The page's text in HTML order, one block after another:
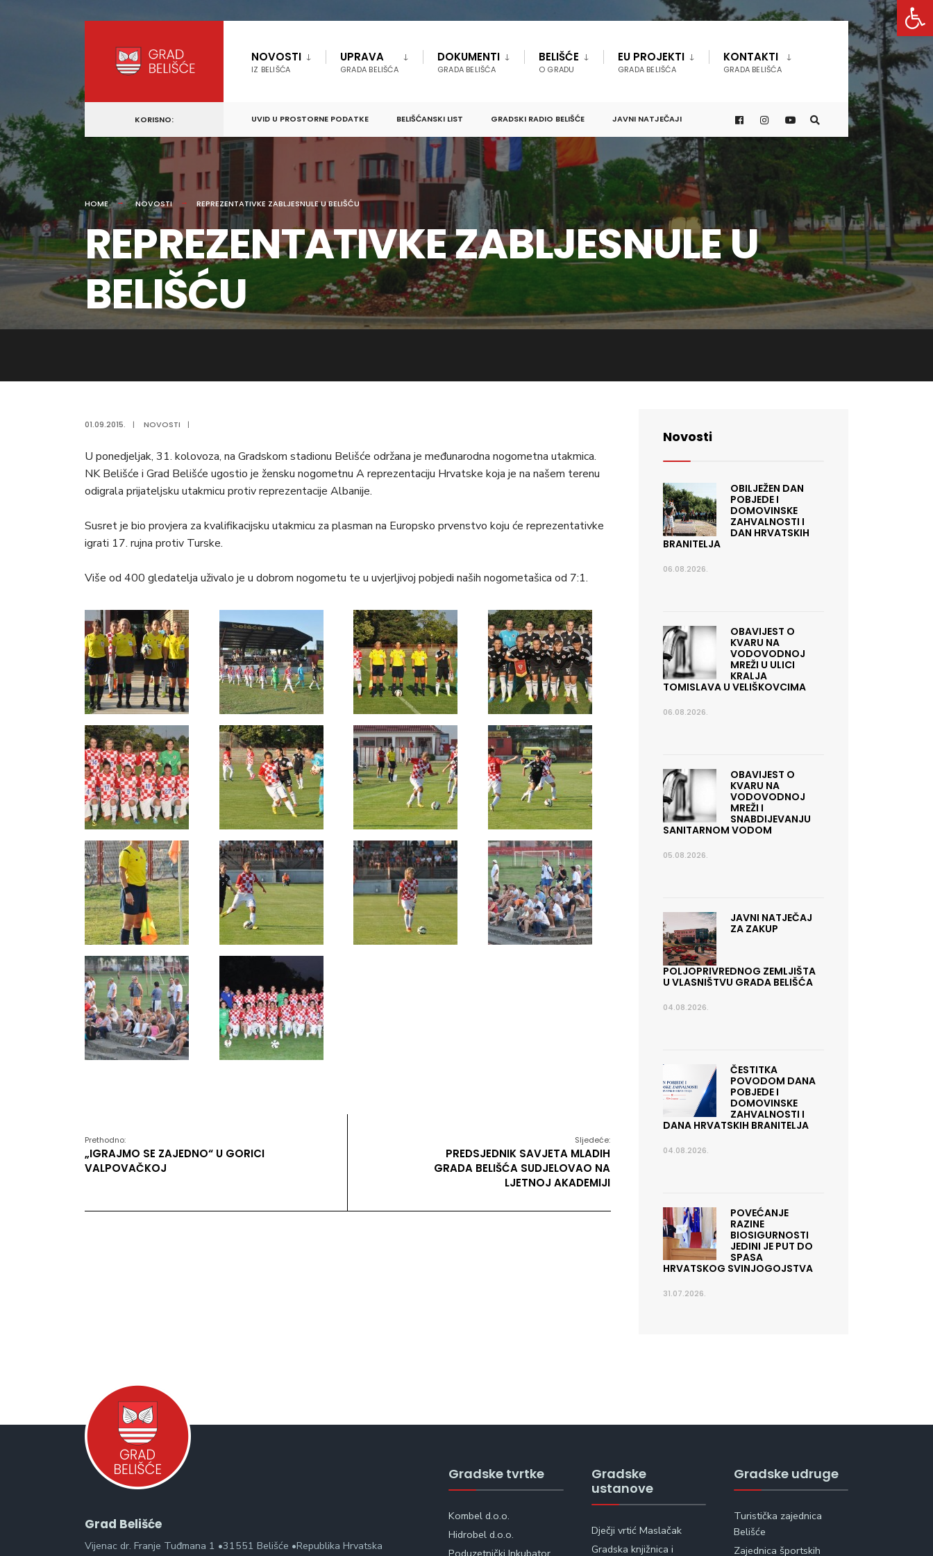
content
NOVOSTI
IZ BELIŠĆA
UPRAVA
GRADA BELIŠĆA
DOKUMENTI
GRADA BELIŠĆA
BELIŠĆE
O GRADU
EU PROJEKTI
GRADA BELIŠĆA
KONTAKTI
GRADA BELIŠĆA
KORISNO: UVID U PROSTORNE PODATKE BELIŠĆANSKI LIST GRADSKI RADIO BELIŠĆE JAVNI NATJEČAJI
HOME NOVOSTI REPREZENTATIVKE ZABLJESNULE U BELIŠĆU
REPREZENTATIVKE ZABLJESNULE U
BELIŠĆU
01.09.2015. | NOVOSTI |
U ponedjeljak, 31. kolovoza, na Gradskom stadionu Belišće održana je međunarodna nogometna utakmica.
NK Belišće i Grad Belišće ugostio je žensku nogometnu A reprezentaciju Hrvatske koja je na našem terenu
odigrala prijateljsku utakmicu protiv reprezentacije Albanije.
Susret je bio provjera za kvalifikacijsku utakmicu za plasman na Europsko prvenstvo koju će reprezentativke
igrati 17. rujna protiv Turske.
Više od 400 gledatelja uživalo je u dobrom nogometu te u uvjerljivoj pobjedi naših nogometašica od 7:1.
Prethodno:
„IGRAJMO SE ZAJEDNO“ U GORICI
VALPOVAČKOJ
Sljedeće:
PREDSJEDNIK SAVJETA MLADIH
GRADA BELIŠĆA SUDJELOVAO NA
LJETNOJ AKADEMIJI
Novosti
OBILJEŽEN DAN
POBJEDE I
DOMOVINSKE
ZAHVALNOSTI I
DAN HRVATSKIH
BRANITELJA
06.08.2026.
OBAVIJEST O
KVARU NA
VODOVODNOJ
MREŽI U ULICI
KRALJA
TOMISLAVA U VELIŠKOVCIMA
06.08.2026.
OBAVIJEST O
KVARU NA
VODOVODNOJ
MREŽI I
SNABDIJEVANJU
SANITARNOM VODOM
05.08.2026.
JAVNI NATJEČAJ
ZA ZAKUP
POLJOPRIVREDNOG ZEMLJIŠTA
U VLASNIŠTVU GRADA BELIŠĆA
04.08.2026.
ČESTITKA
POVODOM DANA
POBJEDE I
DOMOVINSKE
ZAHVALNOSTI I
DANA HRVATSKIH BRANITELJA
04.08.2026.
POVEĆANJE
RAZINE
BIOSIGURNOSTI
JEDINI JE PUT DO
SPASA
HRVATSKOG SVINJOGOJSTVA
31.07.2026.
Grad Belišće
Vijenac dr. Franje Tuđmana 1 •31551 Belišće •Republika Hrvatska
Gradske tvrtke
Kombel d.o.o.
Hidrobel d.o.o.
Poduzetnički Inkubator
Gradske
ustanove
Dječji vrtić Maslačak
Gradska knjižnica i
Gradske udruge
Turistička zajednica
Belišće
Zajednica športskih